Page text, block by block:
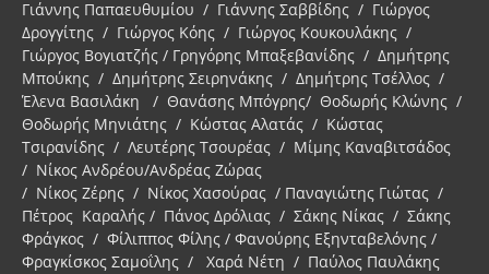
Γιάννης Παπαευθυμίου / Γιάννης Σαββίδης / Γιώργος
Δρογγίτης / Γιώργος Κόης / Γιώργος Κουκουλάκης /
Γιώργος Βογιατζής / Γρηγόρης Μπαξεβανίδης / Δημήτρης
Μπούκης / Δημήτρης Σειρηνάκης / Δημήτρης Τσέλλος /
Έλενα Βασιλάκη / Θανάσης Μπόγρης/ Θοδωρής Κλώνης /
Θοδωρής Μηνιάτης / Κώστας Αλατάς / Κώστας
Τσιρανίδης / Λευτέρης Τσουρέας / Μίμης Καναβιτσάδος
/ Νίκος Ανδρέου/Ανδρέας Ζώρας
/ Νίκος Ζέρης / Νίκος Χασούρας / Παναγιώτης Γιώτας /
Πέτρος Καραλής / Πάνος Δρόλιας / Σάκης Νίκας / Σάκης
Φράγκος / Φίλιππος Φίλης / Φανούρης Εξηνταβελόνης /
Φραγκίσκος Σαμοΐλης / Χαρά Νέτη / Παύλος Παυλάκης